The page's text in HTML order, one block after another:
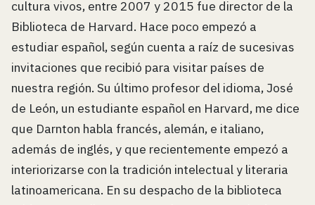
cultura vivos, entre 2007 y 2015 fue director de la
Biblioteca de Harvard. Hace poco empezó a
estudiar español, según cuenta a raíz de sucesivas
invitaciones que recibió para visitar países de
nuestra región. Su último profesor del idioma, José
de León, un estudiante español en Harvard, me dice
que Darnton habla francés, alemán, e italiano,
además de inglés, y que recientemente empezó a
interiorizarse con la tradición intelectual y literaria
latinoamericana. En su despacho de la biblioteca